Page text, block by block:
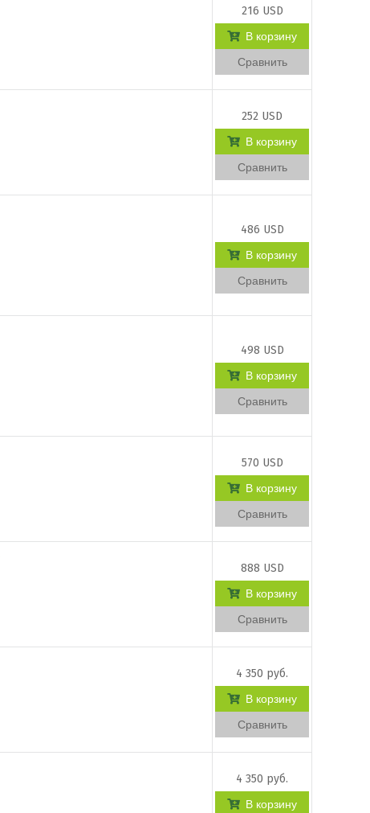
216 USD
В корзину
Сравнить
252 USD
В корзину
Сравнить
486 USD
В корзину
Сравнить
498 USD
В корзину
Сравнить
570 USD
В корзину
Сравнить
888 USD
В корзину
Сравнить
4 350 руб.
В корзину
Сравнить
4 350 руб.
В корзину